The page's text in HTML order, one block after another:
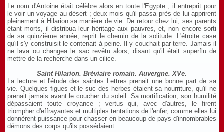
Le nom d'Antoine était célèbre alors en toute l'Egypte ; il entreprit pour
le voir un voyage au désert ; deux mois qu'il passa près de lui apprirent
pleinement à Hilarion sa manière de vie. De retour chez lui, ses parents
étant morts, il distribua leur héritage aux pauvres, et, non encore sorti
de sa quinzième année, reprit le chemin de la solitude. L'étroite case
qu'il s'y construisit le contenait à peine. Il y couchait par terre. Jamais il
ne lava ou changea le sac revêtu alors, disant qu'il était superflu de
mettre de la recherche dans un cilice.
.
Saint Hilarion. Bréviaire romain. Auvergne. XVe.
La lecture et l'étude des saintes Lettres prenait une bonne part de sa
vie. Quelques figues et le suc des herbes étaient sa nourriture, qu'il ne
prenait jamais avant le coucher du soleil. Sa mortification, son humilité
dépassaient toute croyance ; vertus qui, avec d'autres, le firent
triompher d'effrayantes et multiples tentations de l'enfer, comme elles lui
donnèrent puissance pour chasser en beaucoup de pays d'innombrables
démons des corps qu'ils possédaient.